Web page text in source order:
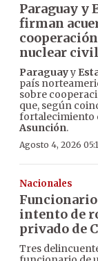
Paraguay y
firman
nuclear civil
Paraguayy
país
sobre
que, según
fortalecimiento
Asunción.
Agosto 4, 2026
Nacionales
Funcionario
intento de
privado de
Tres